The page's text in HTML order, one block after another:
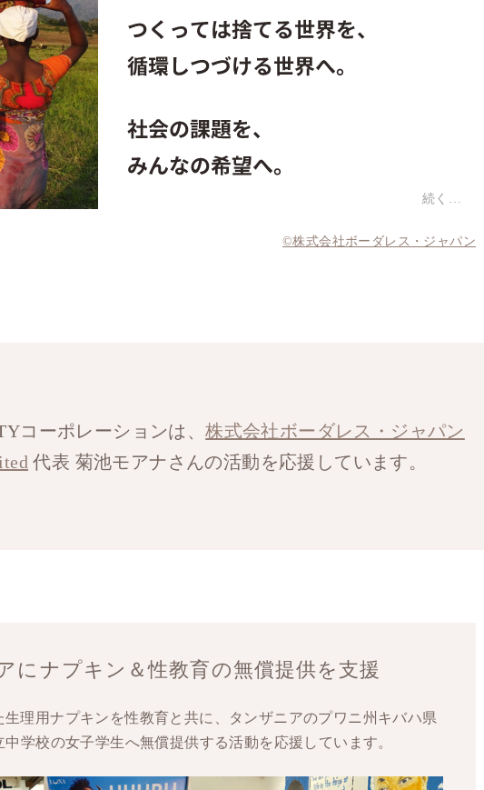
続く…
©株式会社ボーダレス・ジャパン
コーポレーションは、株式会社ボーダレス・ジャパン
代表 菊池モアナさんの活動を応援しています。
にナプキン＆性教育の無償提供を支援
理用ナプキンを性教育と共に、タンザニアのプワニ州キバハ県
学校の女子学生へ無償提供する活動を応援しています。